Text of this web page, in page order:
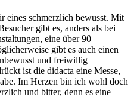
eines schmerzlich bewusst. Mit
gibt es, anders als bei
eine über 90
gibt es auch einen
und freiwillig
ist die didacta eine Messe,
Im Herzen bin ich wohl doch
und bitter, denn es eine